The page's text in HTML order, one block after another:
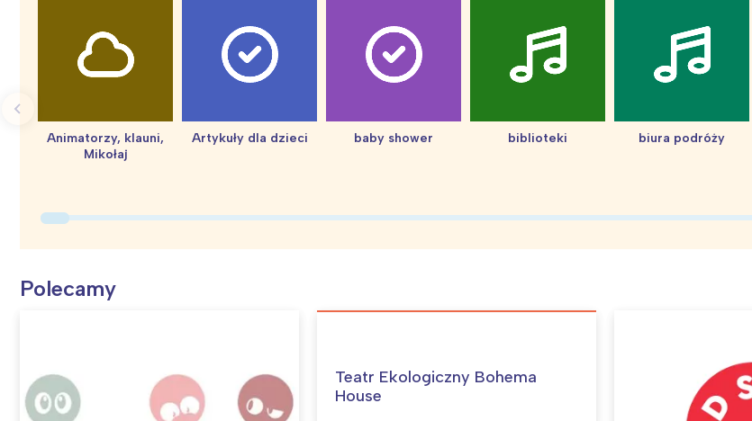
Animatorzy, klauni,
Mikołaj
Artykuły dla dzieci baby shower biblioteki biura podróży
Polecamy
Teatr Ekologiczny Bohema
House